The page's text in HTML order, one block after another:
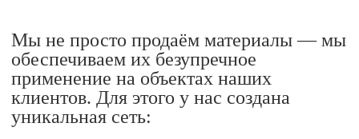
Мы не просто продаём материалы — мы
обеспечиваем их безупречное
применение на объектах наших
клиентов. Для этого у нас создана
уникальная сеть: